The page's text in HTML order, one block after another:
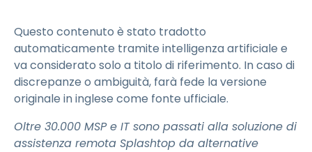
Questo contenuto è stato tradotto
automaticamente tramite intelligenza artificiale e
va considerato solo a titolo di riferimento. In caso di
discrepanze o ambiguità, farà fede la versione
originale in inglese come fonte ufficiale.
Oltre 30.000 MSP e IT sono passati alla soluzione di
assistenza remota Splashtop da alternative